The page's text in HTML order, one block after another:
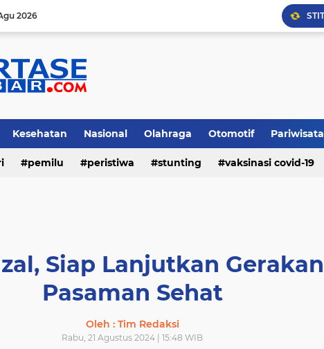
2026
Kesehatan Nasional Olahraga Otomotif Pariwisata
pemilu peristiwa stunting vaksinasi covid-19
Siap Lanjutkan Gerakan
Pasaman Sehat
Oleh : Tim Redaksi
Rabu, 21 Agustus 2024 | 15:48 WIB